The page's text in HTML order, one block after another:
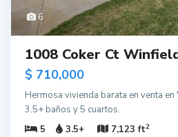
6
1008 Coker Ct
$ 710,000
Hermosa vivienda barata en venta
3.5+ baños y 5 cuartos.
5
3.5+ 7,123 ft2